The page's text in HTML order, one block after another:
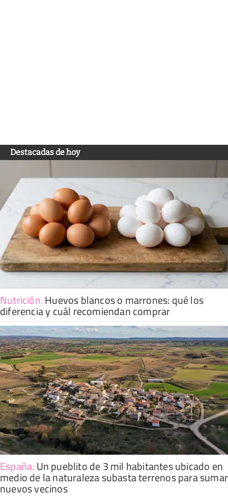
Destacadas de hoy
Nutrición.Huevos blancos o marrones: qué los
diferencia y cuál recomiendan comprar
España. Un pueblito de 3 mil habitantes ubicado en
medio de la naturaleza subasta terrenos para sumar
nuevos vecinos